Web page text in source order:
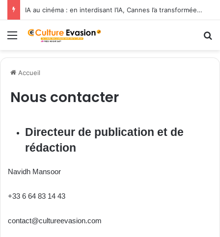
IA au cinéma : en interdisant l’IA, Cannes l’a transformée en label de luxe
Menu
Accueil
Nous contacter
Directeur de publication et de
rédaction
Navidh Mansoor
+33 6 64 83 14 43
contact@cultureevasion.com